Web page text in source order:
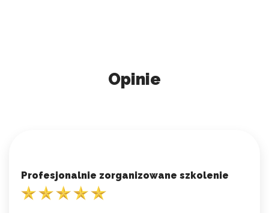
Opinie
Profesjonalnie zorganizowane szkolenie